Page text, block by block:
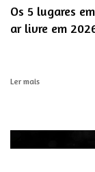
Os 5 lugares
ar livre em
Ler mais